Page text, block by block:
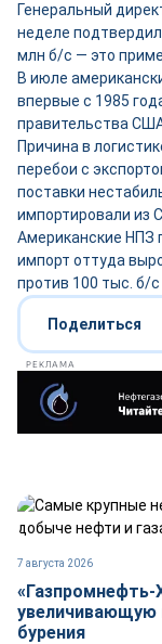
Генеральный
неделе
млн б/с — это
В июле
впервые с 1985
правительства
Причина в
перебои с
поставки
импортировали из
Американские НПЗ
импорт оттуда
против 100 тыс. б/с
Поделиться
РЕКЛАМА
7 августа 2026
«Газпромнефть-
увеличивающую
бурения